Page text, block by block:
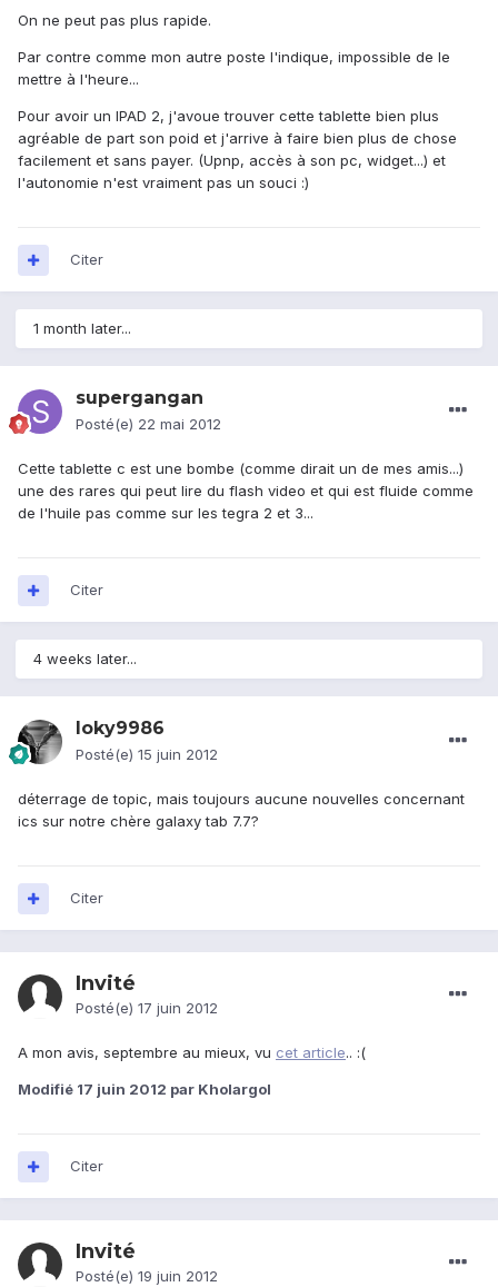
On ne peut pas plus rapide.
Par contre comme mon autre poste l'indique, impossible de le
mettre à l'heure...
Pour avoir un IPAD 2, j'avoue trouver cette tablette bien plus
agréable de part son poid et j'arrive à faire bien plus de chose
facilement et sans payer. (Upnp, accès à son pc, widget...) et
l'autonomie n'est vraiment pas un souci :)
Citer
1 month later...
supergangan
Posté(e) 22 mai 2012
Cette tablette c est une bombe (comme dirait un de mes amis...)
une des rares qui peut lire du flash video et qui est fluide comme
de l'huile pas comme sur les tegra 2 et 3...
Citer
4 weeks later...
loky9986
Posté(e) 15 juin 2012
déterrage de topic, mais toujours aucune nouvelles concernant
ics sur notre chère galaxy tab 7.7?
Citer
Invité
Posté(e) 17 juin 2012
A mon avis, septembre au mieux, vu cet article.. :(
Modifié 17 juin 2012 par Kholargol
Citer
Invité
Posté(e) 19 juin 2012